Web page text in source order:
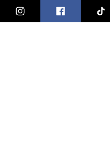
Aucune réservation par email